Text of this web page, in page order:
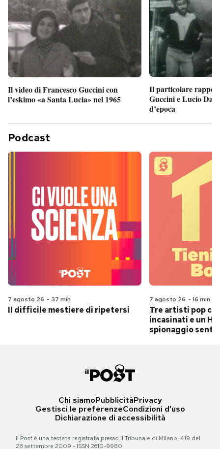
Il video di Francesco Guccini con
l’eskimo «a Santa Lucia» nel 1965
Il particolare
Guccini e Lucio
d’epoca
Podcast
7 agosto 26 - 37 min
Il difficile mestiere di ripetersi
7 agosto 26 - 16 min
Tre artisti pop
incasinati e un
spionaggio
Chi siamoPubblicitàPrivacy
Gestisci le preferenzeCondizioni d'uso
Dichiarazione di accessibilità
Il Post è una testata registrata presso il Tribunale di Milano, 419 del
28 settembre 2009 - ISSN 2610-9980